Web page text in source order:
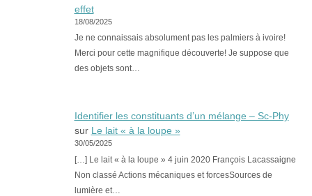
effet
18/08/2025
Je ne connaissais absolument pas les palmiers à ivoire!
Merci pour cette magnifique découverte! Je suppose que
des objets sont…
Identifier les constituants d’un mélange – Sc-Phy
sur Le lait « à la loupe »
30/05/2025
[…] Le lait « à la loupe » 4 juin 2020 François Lacassaigne
Non classé Actions mécaniques et forcesSources de
lumière et…